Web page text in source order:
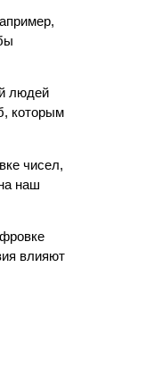
людей
которым
чисел,
наш
влияют